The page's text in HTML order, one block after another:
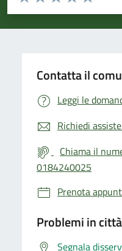
Valuta 5
Valuta 4
Valuta 3 stelle su
Valuta 2 stelle su 5
Valuta 1 stelle su 5
Contatta il
Leggi le
Richiedi
Chiama il
0184240025
Prenota
Problemi in città
Segnala